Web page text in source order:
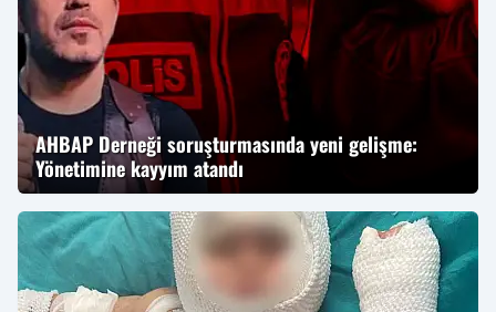
AHBAP Derneği soruşturmasında yeni gelişme:
Yönetimine kayyım atandı